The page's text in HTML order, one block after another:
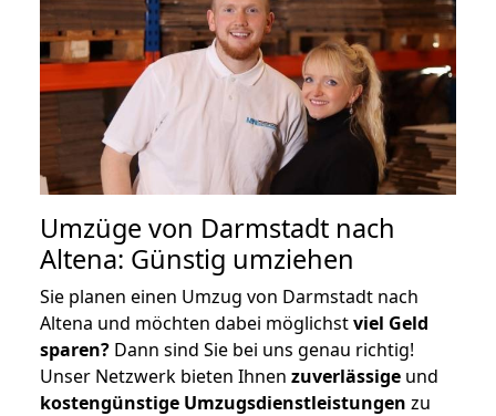
Umzüge von Darmstadt nach
Altena: Günstig umziehen
Sie planen einen Umzug von Darmstadt nach
Altena und möchten dabei möglichstviel Geld
sparen? Dann sind Sie bei uns genau richtig!
Unser Netzwerk bieten Ihnen zuverlässige und
kostengünstige Umzugsdienstleistungen zu